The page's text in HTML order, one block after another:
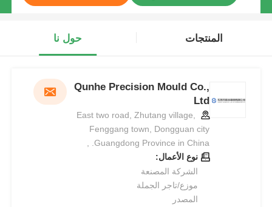
المنتجات حول نا
Qunhe Precision Mould Co.,
Ltd
East two road, Zhutang village,
Fenggang town, Dongguan city
Guangdong Province in China. ,
نوع الأعمال:
الشركة المصنعة
موزع/تاجر الجملة
المصدر